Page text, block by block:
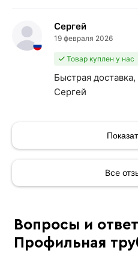
Сергей
19 февраля 2026
Товар куплен у нас
Быстрая
Сергей
Все
Вопросы и
Профильная